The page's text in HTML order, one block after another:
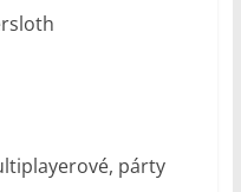
párty